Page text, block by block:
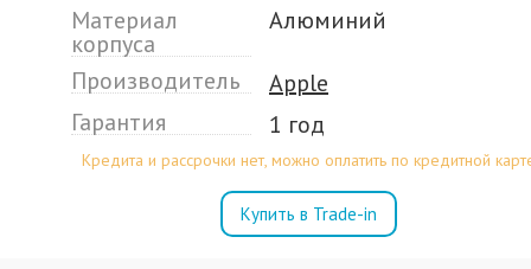
Материал
корпуса
Алюминий
Производитель
Apple
Гарантия
1 год
Кредита и рассрочки нет, можно оплатить по кредитной
Купить в Trade-in